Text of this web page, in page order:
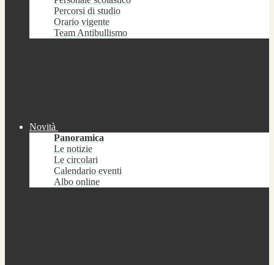
Percorsi di studio
Orario vigente
Team Antibullismo
Novità
Panoramica
Le notizie
Le circolari
Calendario eventi
Albo online